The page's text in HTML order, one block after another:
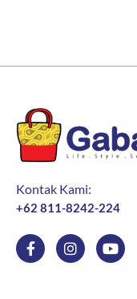
Kontak Kami:
+62 811-8242-224
F
a
I
n
Y
o